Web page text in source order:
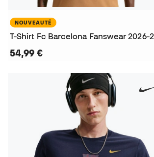
NOUVEAUTÉ
54,99 €